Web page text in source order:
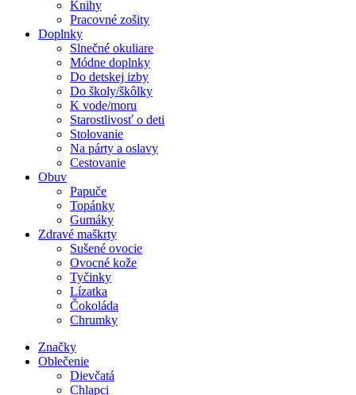
Knihy
Pracovné zošity
Doplnky
Slnečné okuliare
Módne doplnky
Do detskej izby
Do školy/škôlky
K vode/moru
Starostlivosť o deti
Stolovanie
Na párty a oslavy
Cestovanie
Obuv
Papuče
Topánky
Gumáky
Zdravé maškrty
Sušené ovocie
Ovocné kože
Tyčinky
Lízatka
Čokoláda
Chrumky
Značky
Oblečenie
Dievčatá
Chlapci